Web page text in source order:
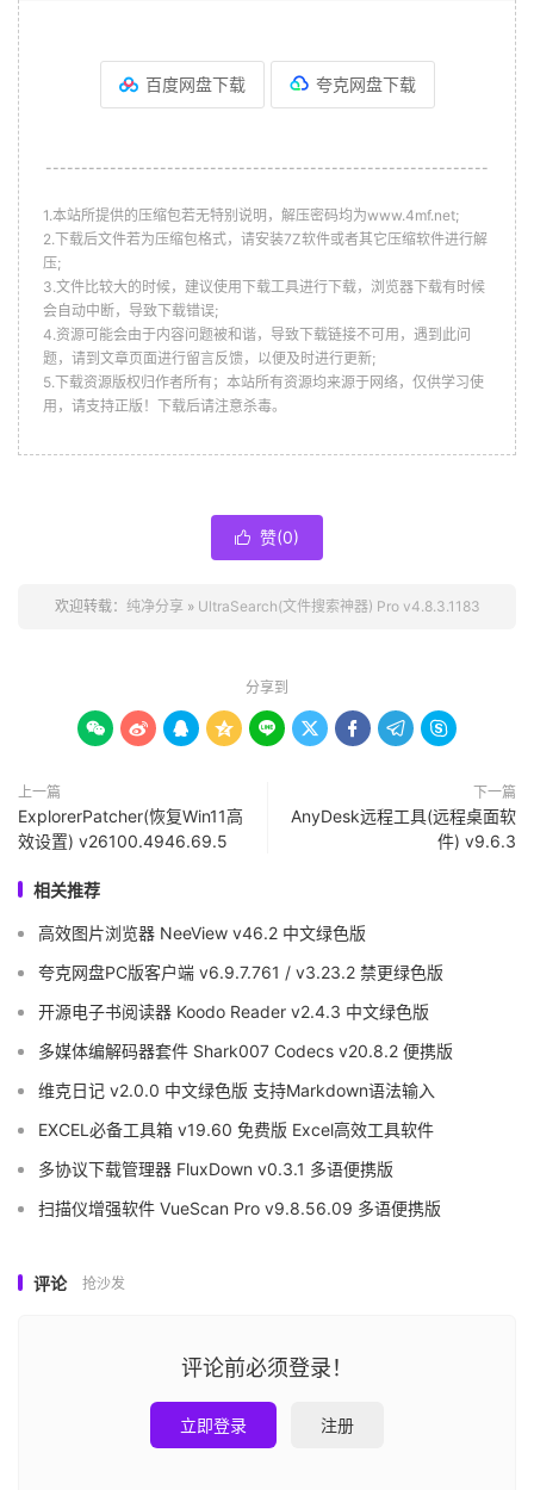
百度网盘下载 夸克网盘下载
--------------------------------------------------------------
1.本站所提供的压缩包若无特别说明，解压密码均为www.4mf.net;
2.下载后文件若为压缩包格式，请安装7Z软件或者其它压缩软件进行解
压;
3.文件比较大的时候，建议使用下载工具进行下载，浏览器下载有时候
会自动中断，导致下载错误;
4.资源可能会由于内容问题被和谐，导致下载链接不可用，遇到此问
题，请到文章页面进行留言反馈，以便及时进行更新;
5.下载资源版权归作者所有；本站所有资源均来源于网络，仅供学习使
用，请支持正版！下载后请注意杀毒。
 赞(0)
欢迎转载： 纯净分享 » UltraSearch(文件搜索神器) Pro v4.8.3.1183
分享到
        
上一篇
ExplorerPatcher(恢复Win11高
效设置) v26100.4946.69.5
下一篇
AnyDesk远程工具(远程桌面软
件) v9.6.3
相关推荐
高效图片浏览器 NeeView v46.2 中文绿色版
夸克网盘PC版客户端 v6.9.7.761 / v3.23.2 禁更绿色版
开源电子书阅读器 Koodo Reader v2.4.3 中文绿色版
多媒体编解码器套件 Shark007 Codecs v20.8.2 便携版
维克日记 v2.0.0 中文绿色版 支持Markdown语法输入
EXCEL必备工具箱 v19.60 免费版 Excel高效工具软件
多协议下载管理器 FluxDown v0.3.1 多语便携版
扫描仪增强软件 VueScan Pro v9.8.56.09 多语便携版
评论 抢沙发
评论前必须登录！
立即登录 注册